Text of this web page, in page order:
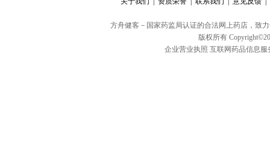
方舟健客－国家药监局认证的合法网上药店，致
版权所有
企业营业执照 互联网药品信息服